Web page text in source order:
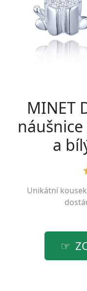
MINET
a
Unikátní